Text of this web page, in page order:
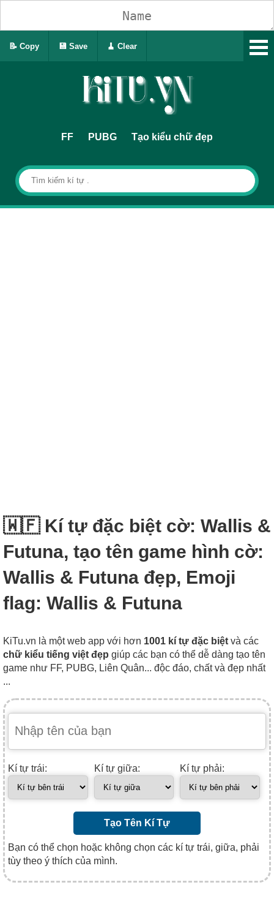
FF PUBG Tạo kiểu chữ đẹp
🇼🇫 Kí tự đặc biệt cờ: Wallis &
Futuna, tạo tên game hình cờ:
Wallis & Futuna đẹp, Emoji
flag: Wallis & Futuna
KiTu.vn là một web app với hơn 1001 kí tự đặc biệt và các
chữ kiểu tiếng việt đẹp giúp các bạn có thể dễ dàng tạo tên
game như FF, PUBG, Liên Quân... độc đáo, chất và đẹp nhất
...
Kí tự trái: Kí tự giữa: Kí tự phải:
Tạo Tên Kí Tự
Bạn có thể chọn hoặc không chọn các kí tự trái, giữa, phải
tùy theo ý thích của mình.
📝 Copy 💾 Save 🧹 Clear